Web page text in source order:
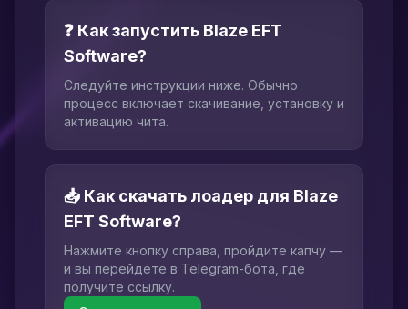
❓ Как запустить Blaze EFT
Software?
Следуйте инструкции ниже. Обычно
процесс включает скачивание, установку и
активацию чита.
📥 Как скачать лоадер для Blaze
EFT Software?
Нажмите кнопку справа, пройдите капчу —
и вы перейдёте в Telegram-бота, где
получите ссылку.